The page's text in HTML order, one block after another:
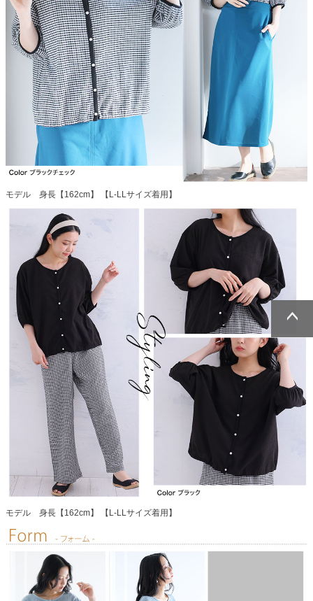
モデル 身長【162cm】 【L-LLサイズ着用】
モデル 身長【162cm】 【L-LLサイズ着用】
ページトッ
プへ
ページトッ
プへ